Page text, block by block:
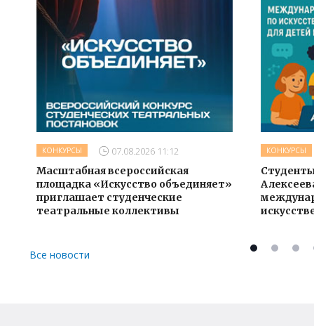
КОНКУРСЫ
07.08.2026 11:12
Масштабная всероссийская
площадка «Искусство объединяет»
приглашает студенческие
театральные коллективы
КОНКУРСЫ
Все новости